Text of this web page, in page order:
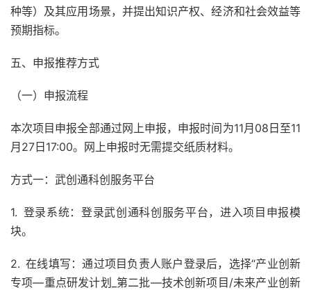
种等）及其应用场景，并提出知识产权、经济和社会效益等
预期指标。
五、申报推荐方式
（一）申报流程
本次项目申报全部通过网上申报，申报时间为11月08日至11
月27日17:00。网上申报时无需提交纸质材料。
方式一：武创通科创服务平台
1. 登录系统：登录武创通科创服务平台，进入项目申报模
块。
2. 在线填写：通过项目负责人账户登录后，选择“产业创新
专项—重点研发计划_第二批—技术创新项目/未来产业创新